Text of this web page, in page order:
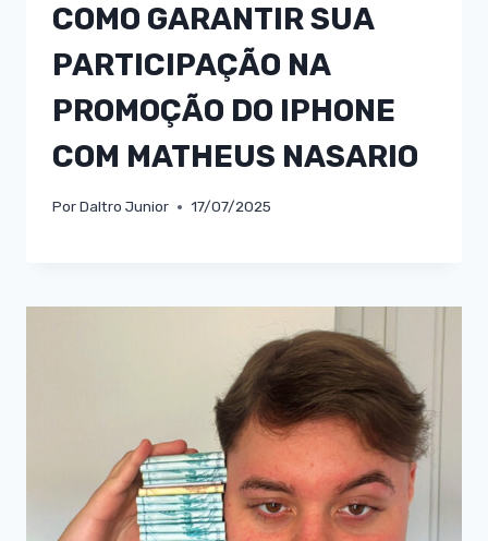
COMO GARANTIR SUA
PARTICIPAÇÃO NA
PROMOÇÃO DO IPHONE
COM MATHEUS NASARIO
PorDaltro Junior 17/07/2025